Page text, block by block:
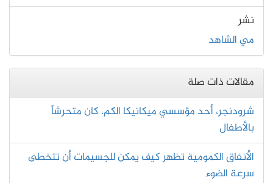
نشر
مي الشاهد
مقالات ذات صلة
شرودنجر، أحد مؤسسي ميكانيكا الكم، كان متحرشاً
بالأطفال
الأنفاق الكمومية تظهر كيف يمكن للجسيمات أن تتخطى
سرعة الضوء